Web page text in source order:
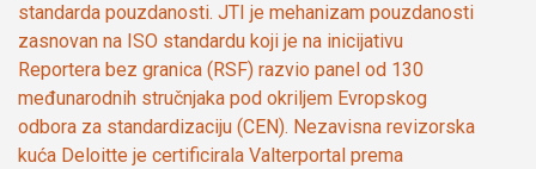
standarda pouzdanosti. JTI je mehanizam pouzdanosti
zasnovan na ISO standardu koji je na inicijativu
Reportera bez granica (RSF) razvio panel od 130
međunarodnih stručnjaka pod okriljem Evropskog
odbora za standardizaciju (CEN). Nezavisna revizorska
kuća Deloitte je certificirala Valterportal prema